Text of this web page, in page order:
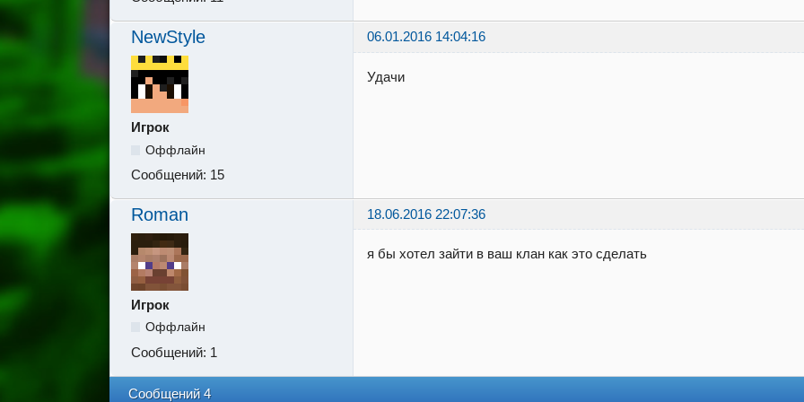
NewStyle 06.01.2016 14:04:16
Игрок
Оффлайн
Сообщений: 15
Удачи
Roman 18.06.2016 22:07:36
Игрок
Оффлайн
Сообщений: 1
я бы хотел зайти в ваш клан как это сделать
Сообщений 4